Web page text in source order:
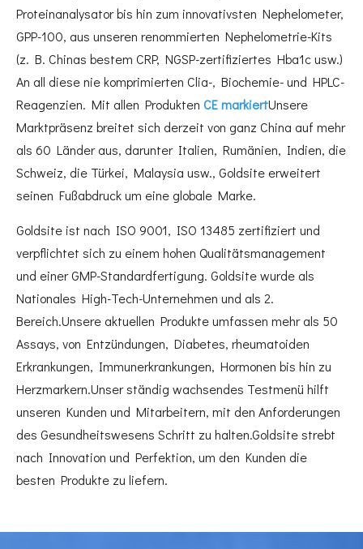
Proteinanalysator bis hin zum innovativsten Nephelometer,
GPP-100, aus unseren renommierten Nephelometrie-Kits
(z. B. Chinas bestem CRP, NGSP-zertifiziertes Hba1c usw.)
An all diese nie komprimierten Clia-, Biochemie- und HPLC-
Reagenzien. Mit allen Produkten CE markiertUnsere
Marktpräsenz breitet sich derzeit von ganz China auf mehr
als 60 Länder aus, darunter Italien, Rumänien, Indien, die
Schweiz, die Türkei, Malaysia usw., Goldsite erweitert
seinen Fußabdruck um eine globale Marke.
Goldsite ist nach ISO 9001, ISO 13485 zertifiziert und
verpflichtet sich zu einem hohen Qualitätsmanagement
und einer GMP-Standardfertigung. Goldsite wurde als
Nationales High-Tech-Unternehmen und als 2.
Bereich.Unsere aktuellen Produkte umfassen mehr als 50
Assays, von Entzündungen, Diabetes, rheumatoiden
Erkrankungen, Immunerkrankungen, Hormonen bis hin zu
Herzmarkern.Unser ständig wachsendes Testmenü hilft
unseren Kunden und Mitarbeitern, mit den Anforderungen
des Gesundheitswesens Schritt zu halten.Goldsite strebt
nach Innovation und Perfektion, um den Kunden die
besten Produkte zu liefern.